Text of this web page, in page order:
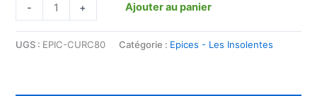
- + Ajouter au panier
UGS : EPIC-CURC80 Catégorie : Epices - Les Insolentes